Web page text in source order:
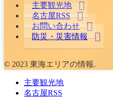
主要観光地
名古屋RSS
お問い合わせ
防災・災害情報
© 2023 東海エリアの情報.
主要観光地
名古屋RSS